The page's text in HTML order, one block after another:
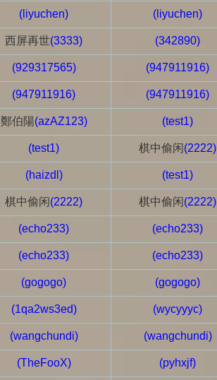
(liyuchen) (liyuchen)
西屏再世(3333) (342890)
(929317565) (947911916)
(947911916) (947911916)
鄭伯陽(azAZ123) (test1)
(test1) 棋中偷闲 (2222)
(haizdl) (test1)
棋中偷闲 (2222) 棋中偷闲 (2222)
(echo233) (echo233)
(echo233) (echo233)
(gogogo) (gogogo)
(1qa2ws3ed) (wycyyyc)
(wangchundi) (wangchundi)
(TheFooX) (pyhxjf)